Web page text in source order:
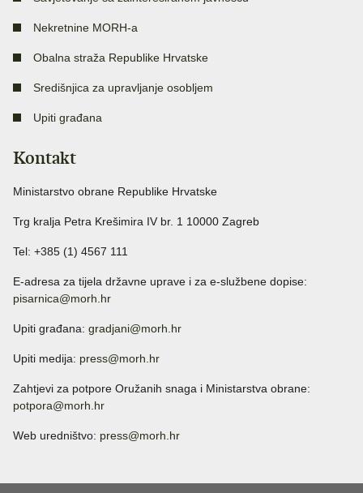
Nekretnine MORH-a
Obalna straža Republike Hrvatske
Središnjica za upravljanje osobljem
Upiti građana
Kontakt
Ministarstvo obrane Republike Hrvatske
Trg kralja Petra Krešimira IV br. 1 10000 Zagreb
Tel: +385 (1) 4567 111
E-adresa za tijela državne uprave i za e-službene dopise:
pisarnica@morh.hr
Upiti građana: gradjani@morh.hr
Upiti medija: press@morh.hr
Zahtjevi za potpore Oružanih snaga i Ministarstva obrane:
potpora@morh.hr
Web uredništvo: press@morh.hr